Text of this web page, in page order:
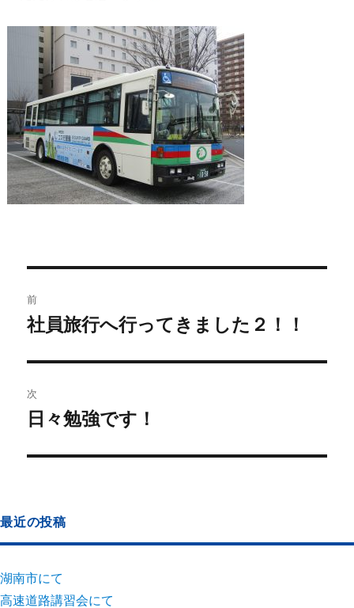
前
社員旅行へ行ってきました２！！
次
日々勉強です！
最近の投稿
湖南市にて
高速道路講習会にて